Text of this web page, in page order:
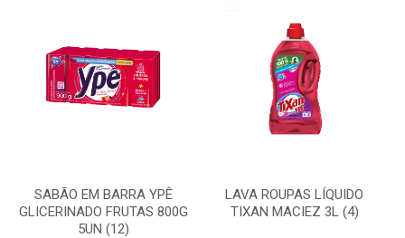
SABÃO EM BARRA YPÊ
GLICERINADO FRUTAS 800G
5UN (12)
LAVA ROUPAS LÍQUIDO
TIXAN MACIEZ 3L (4)